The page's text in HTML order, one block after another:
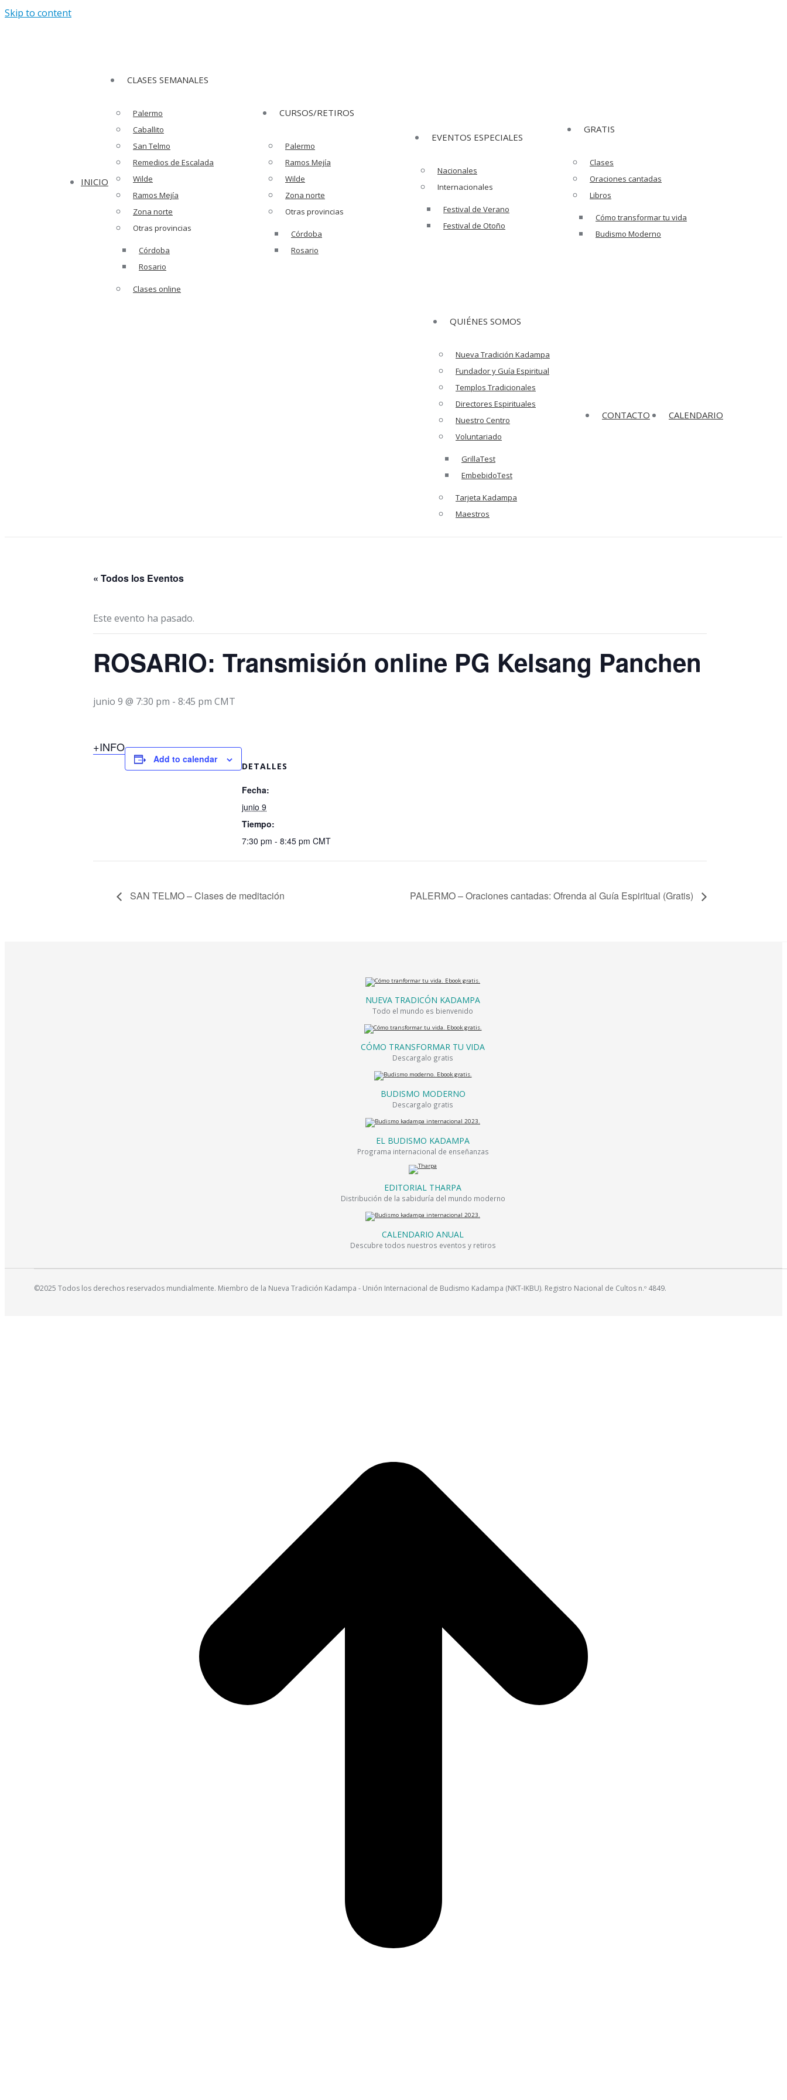
Skip to content
INICIO
CLASES SEMANALES
Palermo
Caballito
San Telmo
Remedios de Escalada
Wilde
Ramos Mejía
Zona norte
Otras provincias
Córdoba
Rosario
Clases online
CURSOS/RETIROS
Palermo
Ramos Mejía
Wilde
Zona norte
Otras provincias
Córdoba
Rosario
EVENTOS ESPECIALES
Nacionales
Internacionales
Festival de Verano
Festival de Otoño
GRATIS
Clases
Oraciones cantadas
Libros
Cómo transformar tu vida
Budismo Moderno
QUIÉNES SOMOS
Nueva Tradición Kadampa
Fundador y Guía Espiritual
Templos Tradicionales
Directores Espirituales
Nuestro Centro
Voluntariado
GrillaTest
EmbebidoTest
Tarjeta Kadampa
Maestros
CONTACTO CALENDARIO
« Todos los Eventos
Este evento ha pasado.
ROSARIO: Transmisión online PG Kelsang Panchen
junio 9 @ 7:30 pm - 8:45 pm CMT
+INFO
Add to calendar
DETALLES
Fecha:
junio 9
Tiempo:
7:30 pm - 8:45 pm CMT
SAN TELMO – Clases de meditación PALERMO – Oraciones cantadas: Ofrenda al Guía Espiritual (Gratis)
NUEVA TRADICÓN KADAMPA
Todo el mundo es bienvenido
CÓMO TRANSFORMAR TU VIDA
Descargalo gratis
BUDISMO MODERNO
Descargalo gratis
EL BUDISMO KADAMPA
Programa internacional de enseñanzas
EDITORIAL THARPA
Distribución de la sabiduría del mundo moderno
CALENDARIO ANUAL
Descubre todos nuestros eventos y retiros
©2025 Todos los derechos reservados mundialmente. Miembro de la Nueva Tradición Kadampa - Unión Internacional de Budismo Kadampa (NKT-IKBU). Registro Nacional de Cultos n.º 4849.